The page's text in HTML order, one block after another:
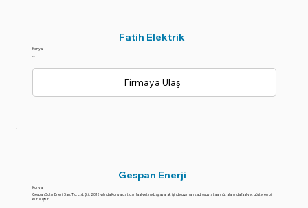
Fatih Elektrik
Konya
--
Firmaya Ulaş
Gespan Enerji
Konya
Gespan Solar Enerji San. Tic. Ltd. Şti., 2012 yılında Konya’da ticari faaliyetine başlayarak işinde uzman kadrosuyla taahhüt alanında faaliyet gösteren bir
kuruluştur.